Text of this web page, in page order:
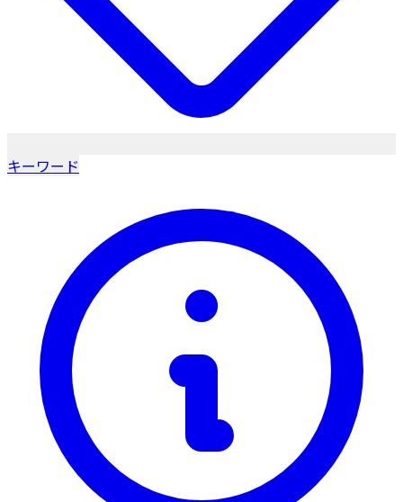
キーワード